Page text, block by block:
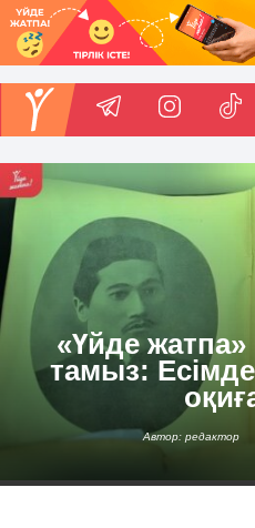
«Үйде жатпа»
тамыз:
Автор: редактор